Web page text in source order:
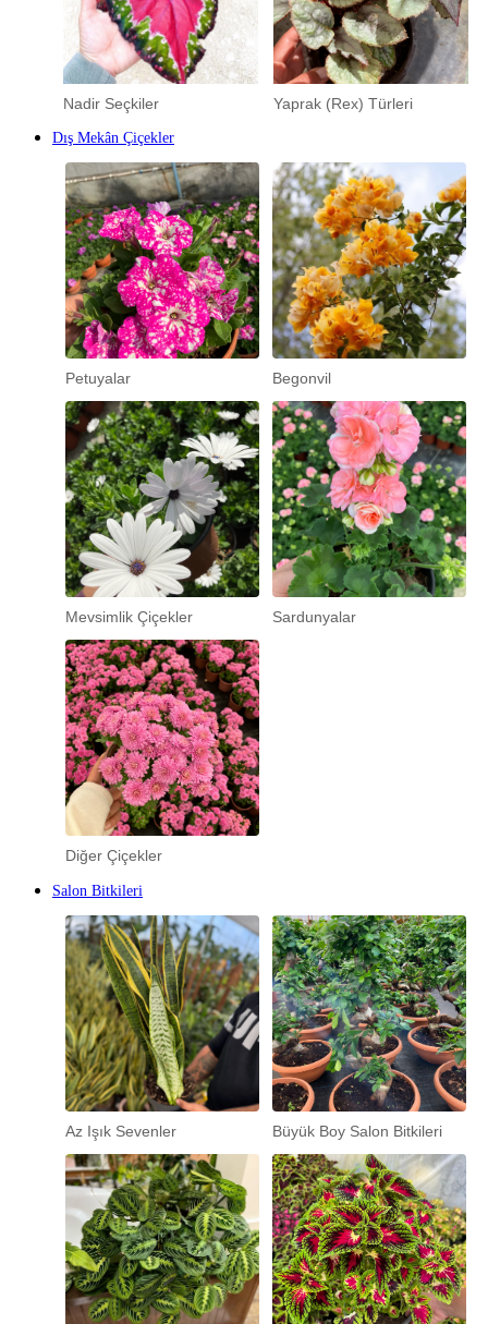
Nadir Seçkiler Yaprak (Rex) Türleri
Dış Mekân Çiçekler
Petuyalar Begonvil
Mevsimlik Çiçekler Sardunyalar
Diğer Çiçekler
Salon Bitkileri
Az Işık Sevenler Büyük Boy Salon Bitkileri